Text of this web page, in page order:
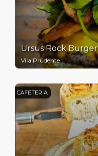
Ursus Rock Burger
Vila Prudente
CAFETERIA